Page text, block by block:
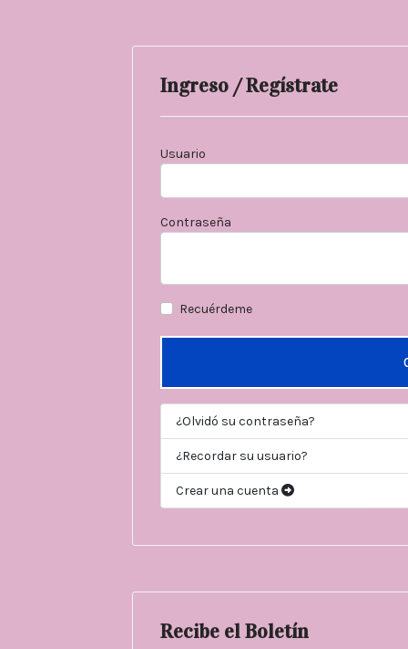
Ingreso / Regístrate
Usuario
Contraseña
Recuérdeme
¿Olvidó su contraseña?
¿Recordar su usuario?
Crear una cuenta
Recibe el Boletín